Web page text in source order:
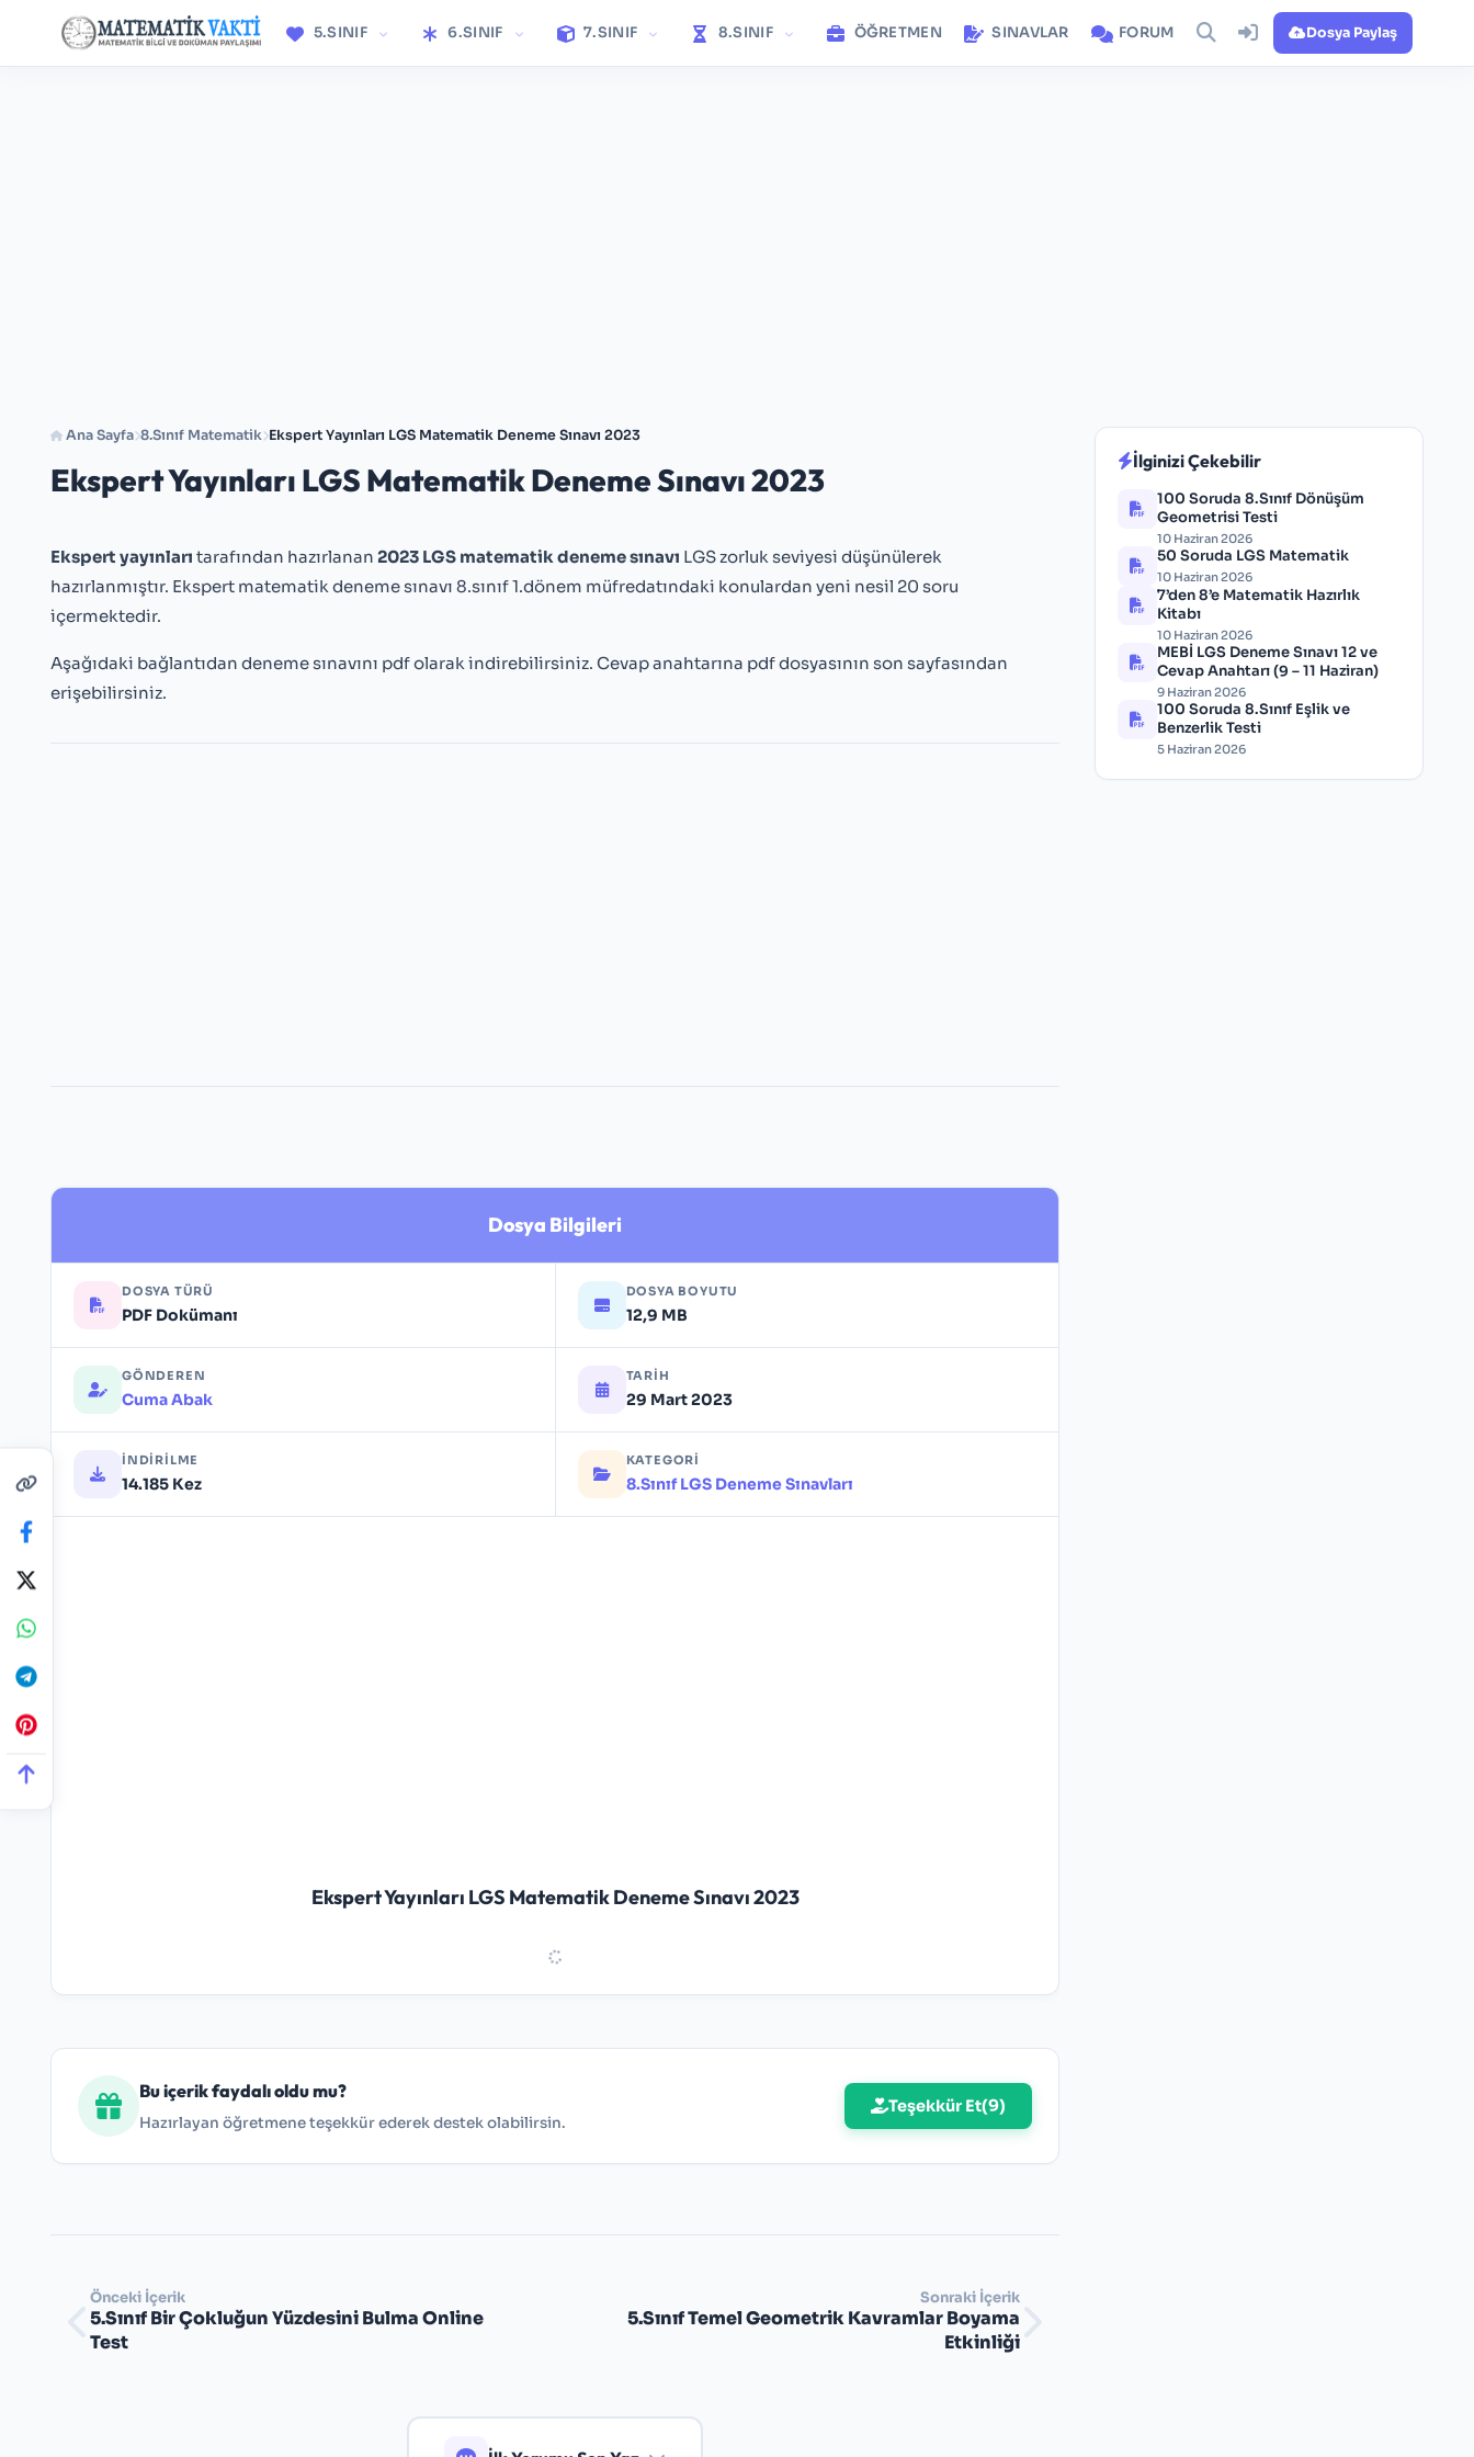
5.SINIF 6.SINIF 7.SINIF 8.SINIF ÖĞRETMEN SINAVLAR FORUM Dosya Paylaş
Ana Sayfa 8.Sınıf Matematik Ekspert Yayınları LGS Matematik Deneme Sınavı 2023
Ekspert Yayınları LGS Matematik Deneme Sınavı 2023
Ekspert yayınları tarafından hazırlanan 2023 LGS matematik deneme sınavı LGS zorluk seviyesi düşünülerek
hazırlanmıştır. Ekspert matematik deneme sınavı 8.sınıf 1.dönem müfredatındaki konulardan yeni nesil 20 soru
içermektedir.
Aşağıdaki bağlantıdan deneme sınavını pdf olarak indirebilirsiniz. Cevap anahtarına pdf dosyasının son sayfasından
erişebilirsiniz.
Dosya Bilgileri
DOSYA TÜRÜ
PDF Dokümanı
DOSYA BOYUTU
12,9 MB
GÖNDEREN
Cuma Abak
TARIH
29 Mart 2023
İNDIRILME
14.185 Kez
KATEGORI
8.Sınıf LGS Deneme Sınavları
Ekspert Yayınları LGS Matematik Deneme Sınavı 2023
Bu içerik faydalı oldu mu?
Hazırlayan öğretmene teşekkür ederek destek olabilirsin.
Teşekkür Et(9)
Önceki İçerik
5.Sınıf Bir Çokluğun Yüzdesini Bulma Online
Test
Sonraki İçerik
5.Sınıf Temel Geometrik Kavramlar Boyama
Etkinliği
İlginizi Çekebilir
100 Soruda 8.Sınıf Dönüşüm
Geometrisi Testi
10 Haziran 2026
50 Soruda LGS Matematik
10 Haziran 2026
7’den 8’e Matematik Hazırlık
Kitabı
10 Haziran 2026
MEBİ LGS Deneme Sınavı 12 ve
Cevap Anahtarı (9 – 11 Haziran)
9 Haziran 2026
100 Soruda 8.Sınıf Eşlik ve
Benzerlik Testi
5 Haziran 2026